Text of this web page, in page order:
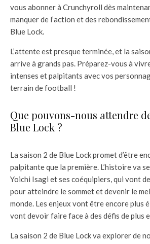
vous abonner à Crunchyroll dès
manquer de l’action et des
Blue Lock.
L’attente est presque terminée, et la
arrive à grands pas. Préparez-vous à
intenses et palpitants avec vos
terrain de football !
Que pouvons-nous attendre
Blue Lock ?
La saison 2 de Blue Lock promet d’être
palpitante que la première. L’histoire va
Yoichi Isagi et ses coéquipiers, qui vont
pour atteindre le sommet et devenir le
monde. Les enjeux vont être encore plus
vont devoir faire face à des défis de plus
La saison 2 de Blue Lock va explorer de